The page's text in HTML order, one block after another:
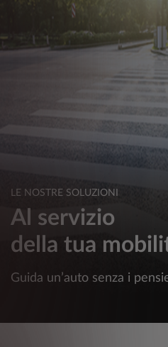
LE NOSTRE SOLUZIONI
Al servizio
della tua
Guida un’auto senza i